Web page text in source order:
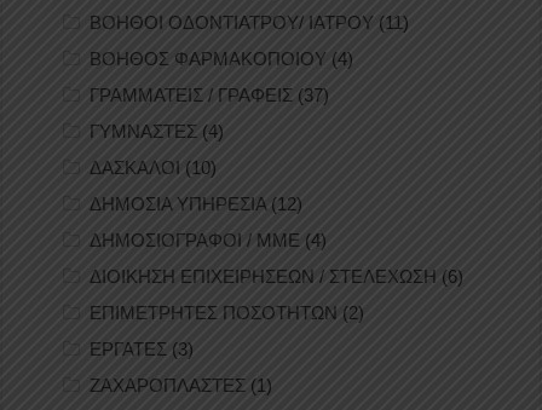
ΒΟΗΘΟΙ ΟΔΟΝΤΙΑΤΡΟΥ/ ΙΑΤΡΟΥ (11)
ΒΟΗΘΟΣ ΦΑΡΜΑΚΟΠΟΙΟΥ (4)
ΓΡΑΜΜΑΤΕΙΣ / ΓΡΑΦΕΙΣ (37)
ΓΥΜΝΑΣΤΕΣ (4)
ΔΑΣΚΑΛΟΙ (10)
ΔΗΜΟΣΙΑ ΥΠΗΡΕΣΙΑ (12)
ΔΗΜΟΣΙΟΓΡΑΦΟΙ / ΜΜΕ (4)
ΔΙΟΙΚΗΣΗ ΕΠΙΧΕΙΡΗΣΕΩΝ / ΣΤΕΛΕΧΩΣΗ (6)
ΕΠΙΜΕΤΡΗΤΕΣ ΠΟΣΟΤΗΤΩΝ (2)
ΕΡΓΑΤΕΣ (3)
ΖΑΧΑΡΟΠΛΑΣΤΕΣ (1)